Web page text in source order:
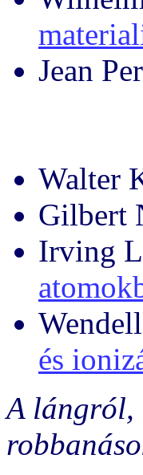
Jean
Walter
Gilbert
Irving
és
A lángról,